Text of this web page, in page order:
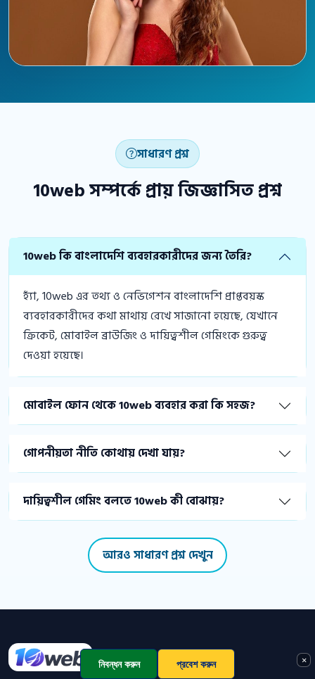
সাধারণ প্রশ্ন
10web সম্পর্কে প্রায় জিজ্ঞাসিত প্রশ্ন
10web কি বাংলাদেশি ব্যবহারকারীদের জন্য তৈরি?
হ্যাঁ, 10web এর তথ্য ও নেভিগেশন বাংলাদেশি প্রাপ্তবয়স্ক
ব্যবহারকারীদের কথা মাথায় রেখে সাজানো হয়েছে, যেখানে
ক্রিকেট, মোবাইল ব্রাউজিং ও দায়িত্বশীল গেমিংকে গুরুত্ব
দেওয়া হয়েছে।
মোবাইল ফোন থেকে 10web ব্যবহার করা কি সহজ?
গোপনীয়তা নীতি কোথায় দেখা যায়?
দায়িত্বশীল গেমিং বলতে 10web কী বোঝায়?
আরও সাধারণ প্রশ্ন দেখুন
ফুটার তথ্য
×
নিবন্ধন করুন প্রবেশ করুন